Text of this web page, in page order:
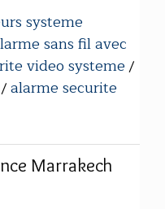
systeme
sans fil avec
video systeme/
/alarme securite
Marrakech